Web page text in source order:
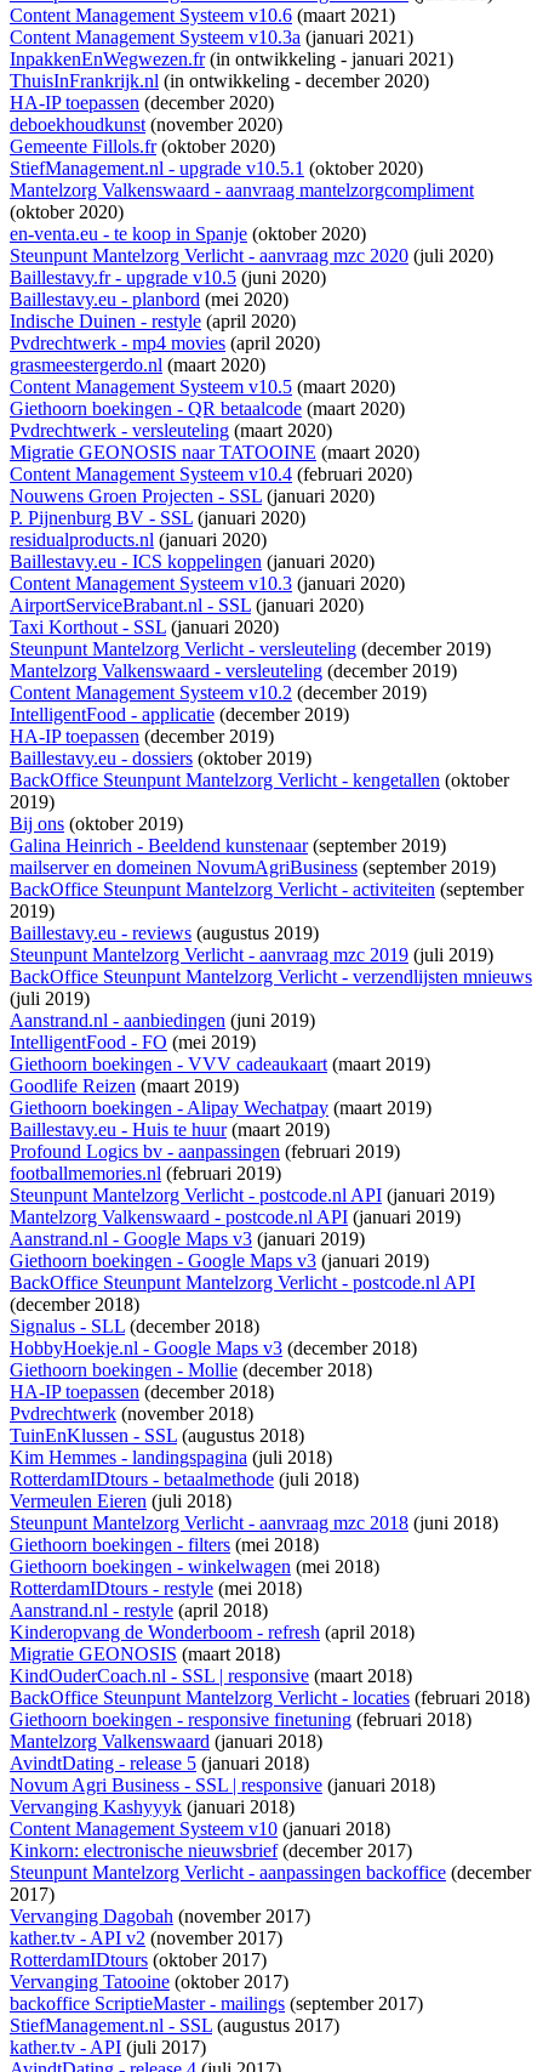
Content Management Systeem v10.6 (maart 2021)
Content Management Systeem v10.3a (januari 2021)
InpakkenEnWegwezen.fr(in ontwikkeling - januari 2021)
ThuisInFrankrijk.nl (in ontwikkeling - december 2020)
HA-IP toepassen (december 2020)
deboekhoudkunst(november 2020)
Gemeente Fillols.fr(oktober 2020)
StiefManagement.nl - upgrade v10.5.1 (oktober 2020)
Mantelzorg Valkenswaard - aanvraag mantelzorgcompliment
(oktober 2020)
en-venta.eu - te koop in Spanje (oktober 2020)
Steunpunt Mantelzorg Verlicht - aanvraag mzc 2020 (juli 2020)
Baillestavy.fr - upgrade v10.5 (juni 2020)
Baillestavy.eu - planbord (mei 2020)
Indische Duinen - restyle (april 2020)
Pvdrechtwerk - mp4 movies (april 2020)
grasmeestergerdo.nl (maart 2020)
Content Management Systeem v10.5 (maart 2020)
Giethoorn boekingen - QR betaalcode (maart 2020)
Pvdrechtwerk - versleuteling (maart 2020)
Migratie GEONOSIS naar TATOOINE (maart 2020)
Content Management Systeem v10.4 (februari 2020)
Nouwens Groen Projecten - SSL (januari 2020)
P. Pijnenburg BV - SSL (januari 2020)
residualproducts.nl (januari 2020)
Baillestavy.eu - ICS koppelingen (januari 2020)
Content Management Systeem v10.3 (januari 2020)
AirportServiceBrabant.nl - SSL (januari 2020)
Taxi Korthout - SSL (januari 2020)
Steunpunt Mantelzorg Verlicht - versleuteling (december 2019)
Mantelzorg Valkenswaard - versleuteling (december 2019)
Content Management Systeem v10.2 (december 2019)
IntelligentFood - applicatie (december 2019)
HA-IP toepassen (december 2019)
Baillestavy.eu - dossiers (oktober 2019)
BackOffice Steunpunt Mantelzorg Verlicht - kengetallen (oktober
2019)
Bij ons (oktober 2019)
Galina Heinrich - Beeldend kunstenaar(september 2019)
mailserver en domeinen NovumAgriBusiness (september 2019)
BackOffice Steunpunt Mantelzorg Verlicht - activiteiten (september
2019)
Baillestavy.eu - reviews (augustus 2019)
Steunpunt Mantelzorg Verlicht - aanvraag mzc 2019 (juli 2019)
BackOffice Steunpunt Mantelzorg Verlicht - verzendlijsten mnieuws
(juli 2019)
Aanstrand.nl - aanbiedingen (juni 2019)
IntelligentFood - FO (mei 2019)
Giethoorn boekingen - VVV cadeaukaart(maart 2019)
Goodlife Reizen (maart 2019)
Giethoorn boekingen - Alipay Wechatpay (maart 2019)
Baillestavy.eu - Huis te huur(maart 2019)
Profound Logics bv - aanpassingen (februari 2019)
footballmemories.nl (februari 2019)
Steunpunt Mantelzorg Verlicht - postcode.nl API (januari 2019)
Mantelzorg Valkenswaard - postcode.nl API (januari 2019)
Aanstrand.nl - Google Maps v3 (januari 2019)
Giethoorn boekingen - Google Maps v3 (januari 2019)
BackOffice Steunpunt Mantelzorg Verlicht - postcode.nl API
(december 2018)
Signalus - SLL (december 2018)
HobbyHoekje.nl - Google Maps v3 (december 2018)
Giethoorn boekingen - Mollie (december 2018)
HA-IP toepassen (december 2018)
Pvdrechtwerk (november 2018)
TuinEnKlussen - SSL (augustus 2018)
Kim Hemmes - landingspagina (juli 2018)
RotterdamIDtours - betaalmethode (juli 2018)
Vermeulen Eieren (juli 2018)
Steunpunt Mantelzorg Verlicht - aanvraag mzc 2018 (juni 2018)
Giethoorn boekingen - filters (mei 2018)
Giethoorn boekingen - winkelwagen (mei 2018)
RotterdamIDtours - restyle (mei 2018)
Aanstrand.nl - restyle (april 2018)
Kinderopvang de Wonderboom - refresh (april 2018)
Migratie GEONOSIS (maart 2018)
KindOuderCoach.nl - SSL | responsive (maart 2018)
BackOffice Steunpunt Mantelzorg Verlicht - locaties (februari 2018)
Giethoorn boekingen - responsive finetuning (februari 2018)
Mantelzorg Valkenswaard (januari 2018)
AvindtDating - release 5 (januari 2018)
Novum Agri Business - SSL | responsive (januari 2018)
Vervanging Kashyyyk (januari 2018)
Content Management Systeem v10 (januari 2018)
Kinkorn: electronische nieuwsbrief(december 2017)
Steunpunt Mantelzorg Verlicht - aanpassingen backoffice (december
2017)
Vervanging Dagobah (november 2017)
kather.tv - API v2 (november 2017)
RotterdamIDtours (oktober 2017)
Vervanging Tatooine (oktober 2017)
backoffice ScriptieMaster - mailings (september 2017)
StiefManagement.nl - SSL (augustus 2017)
kather.tv - API (juli 2017)